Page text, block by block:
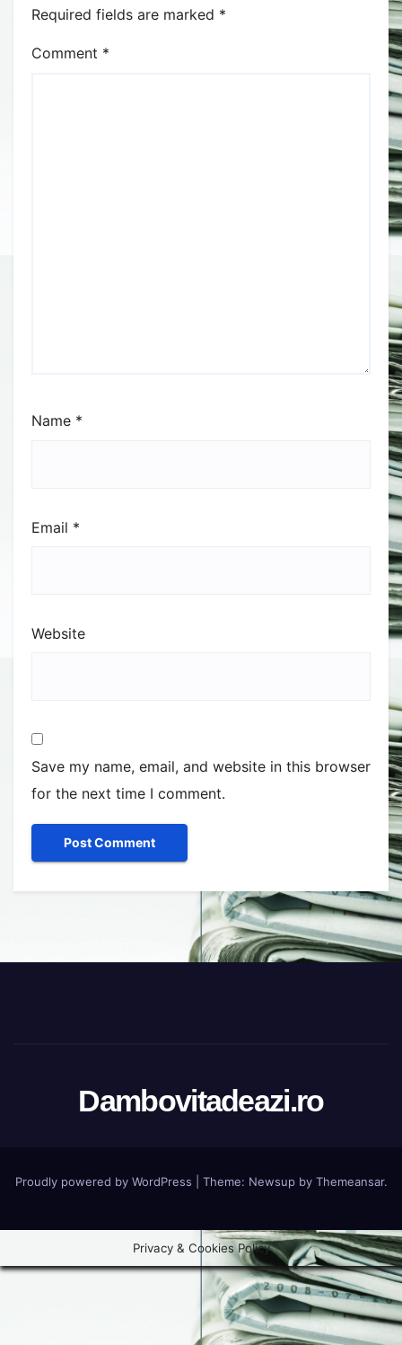
Required fields are marked *
Comment *
Name *
Email *
Website
Save my name, email, and website in this browser
for the next time I comment.
Dambovitadeazi.ro
Proudly powered by WordPress Theme: Newsupby Themeansar.
Privacy & Cookies Policy